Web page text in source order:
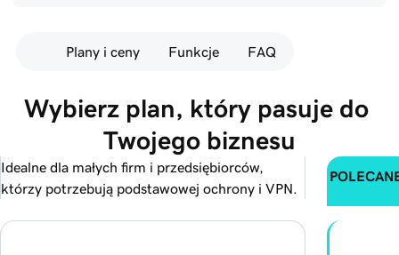
Plany i ceny Funkcje FAQ
Wybierz plan, który pasuje do
Twojego biznesu
Idealne dla małych firm i przedsiębiorców,
którzy potrzebują podstawowej ochrony i VPN.